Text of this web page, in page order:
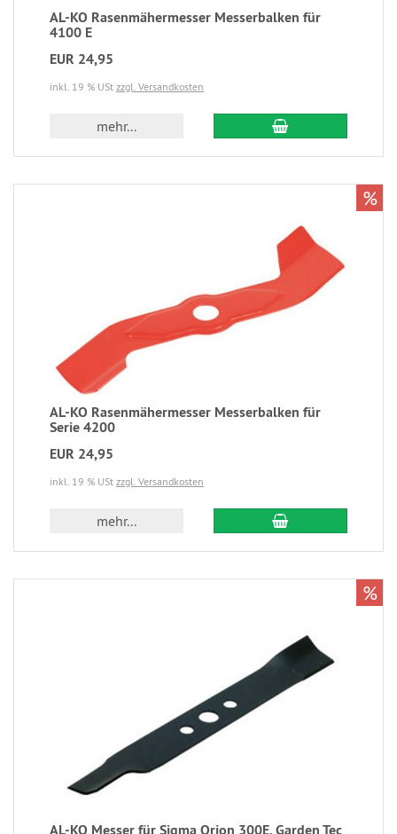
AL-KO Rasenmähermesser Messerbalken für
4100 E
EUR 24,95
inkl. 19 % USt zzgl. Versandkosten
mehr...
AL-KO Rasenmähermesser Messerbalken für
Serie 4200
EUR 24,95
inkl. 19 % USt zzgl. Versandkosten
mehr...
%
%